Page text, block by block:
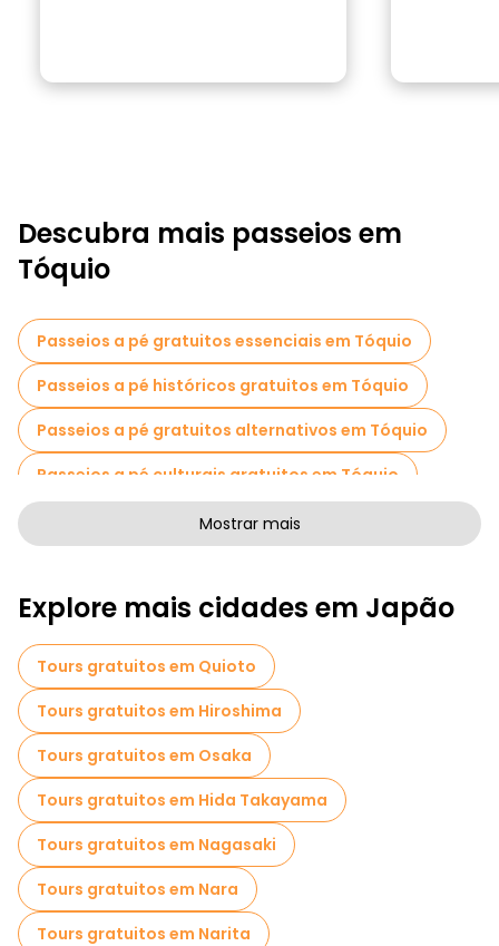
Descubra mais passeios em
Tóquio
Passeios a pé gratuitos essenciais em Tóquio
Passeios a pé históricos gratuitos em Tóquio
Passeios a pé gratuitos alternativos em Tóquio
Passeios a pé culturais gratuitos em Tóquio
Passeios a pé gratuitos de arte em Tóquio
Atividades esportivas em Tóquio
Passeios autoguiados em Tóquio
Passeios fotográficos em Tóquio
Cruzeiros em Tóquio
Museus em Tóquio
Visita guiada gratuita à cidade velha Tóquio
Visitas ao mercado em Tóquio
Visitas de degustação locais em Tóquio
Passeios gratuitos de um dia em Tóquio
Mostrar mais
Explore mais cidades em Japão
Tours gratuitos em Quioto
Tours gratuitos em Hiroshima
Tours gratuitos em Osaka
Tours gratuitos em Hida Takayama
Tours gratuitos em Nagasaki
Tours gratuitos em Nara
Tours gratuitos em Narita